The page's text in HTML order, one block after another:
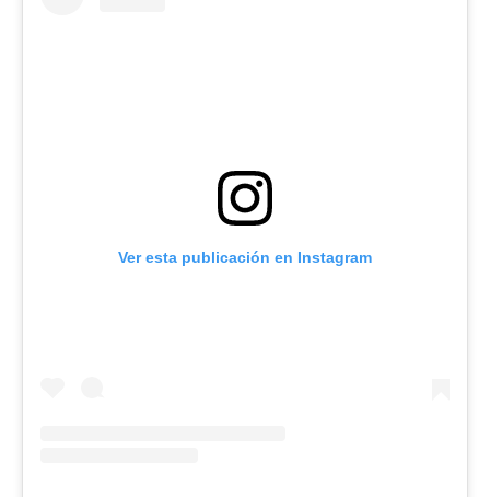
Ver esta publicación en Instagram